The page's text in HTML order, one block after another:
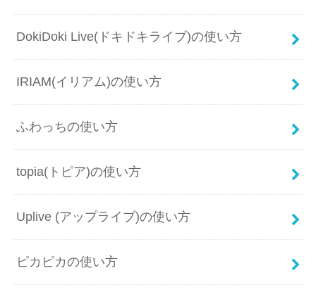
DokiDoki Live(ドキドキライブ)の使い方
IRIAM(イリアム)の使い方
ふわっちの使い方
topia(トピア)の使い方
Uplive (アップライブ)の使い方
ピカピカの使い方